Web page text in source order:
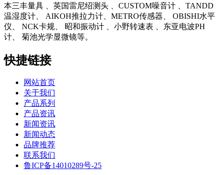
本三丰量具 、英国雷尼绍测头 、CUSTOM噪音计 、TANDD
温湿度计、 AIKOH推拉力计、METRO传感器、 OBISHI水平
仪、 NCK卡规、 昭和振动计 、小野转速表 、东亚电波PH
计、 菊池光学显微镜等。
快捷链接
网站首页
关于我们
产品系列
产品资讯
新闻资讯
新闻动态
品牌推荐
联系我们
鲁ICP备14010289号-25